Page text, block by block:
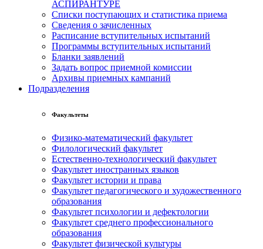
АСПИРАНТУРЕ
Списки поступающих и статистика приема
Сведения о зачисленных
Расписание вступительных испытаний
Программы вступительных испытаний
Бланки заявлений
Задать вопрос приемной комиссии
Архивы приемных кампаний
Подразделения
Факультеты
Физико-математический факультет
Филологический факультет
Естественно-технологический факультет
Факультет иностранных языков
Факультет истории и права
Факультет педагогического и художественного
образования
Факультет психологии и дефектологии
Факультет среднего профессионального
образования
Факультет физической культуры